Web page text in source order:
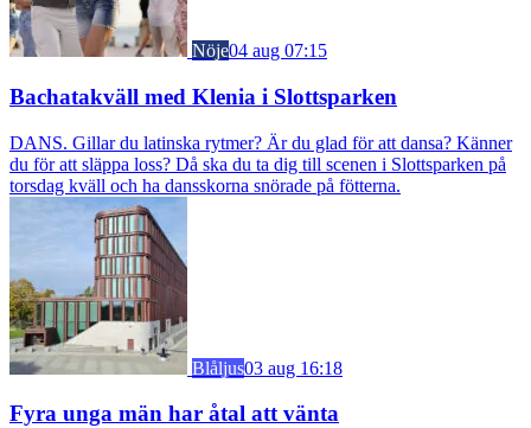
Nöje04 aug 07:15
Bachatakväll med Klenia i Slottsparken
DANS. Gillar du latinska rytmer? Är du glad för att dansa? Känner
du för att släppa loss? Då ska du ta dig till scenen i Slottsparken på
torsdag kväll och ha dansskorna snörade på fötterna.
Blåljus03 aug 16:18
Fyra unga män har åtal att vänta